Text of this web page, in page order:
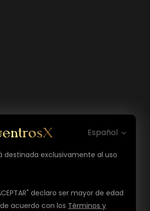
Español
destinada exclusivamente al uso
declaro ser mayor de edad
acuerdo con los Términos y